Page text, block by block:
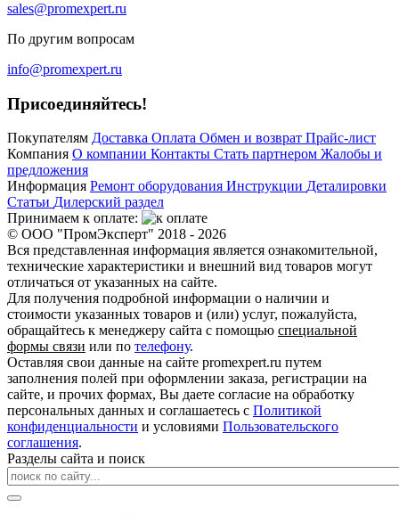
sales@promexpert.ru
По другим вопросам
info@promexpert.ru
Присоединяйтесь!
Покупателям Доставка Оплата Обмен и возврат Прайс-лист
Компания О компании Контакты Стать партнером Жалобы и
предложения
Информация Ремонт оборудования Инструкции Деталировки
Статьи Дилерский раздел
Принимаем к оплате:
© ООО "ПромЭксперт" 2018 - 2026
Вся представленная информация является ознакомительной,
технические характеристики и внешний вид товаров могут
отличаться от указанных на сайте.
Для получения подробной информации о наличии и
стоимости указанных товаров и (или) услуг, пожалуйста,
обращайтесь к менеджеру сайта с помощью специальной
формы связи или по телефону.
Оставляя свои данные на сайте promexpert.ru путем
заполнения полей при оформлении заказа, регистрации на
сайте, и прочих формах, Вы даете согласие на обработку
персональных данных и соглашаетесь с Политикой
конфиденциальности и условиями Пользовательского
соглашения.
Разделы сайта и поиск